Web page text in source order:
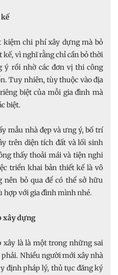
chi phí xây dựng mà bỏ
vì nghĩ rằng chỉ cần bỏ thời
ý rồi nhờ các đơn vị thi công
Tuy nhiên, tùy thuộc vào địa
biệt của mỗi gia đình mà
biệt.
mẫu nhà đẹp và ưng ý, bố trí
trên diện tích đất và lối sinh
thấy thoải mái và tiện nghi
triển khai bản thiết kế là vô
bỏ qua để có thể sở hữu
hợp với gia đình mình nhé.
xây dựng
xây là là một trong những sai
Nhiều người mới xây nhà
định pháp lý, thủ tục đăng ký